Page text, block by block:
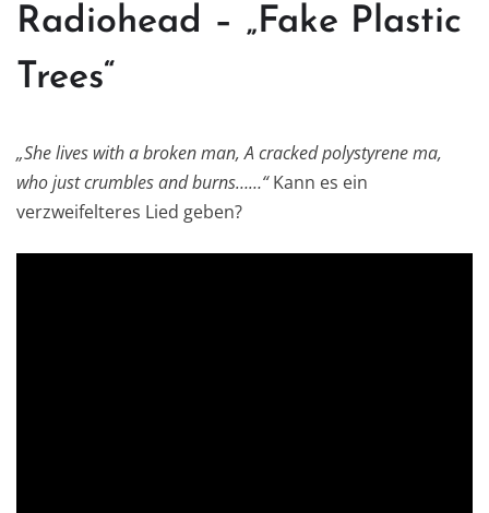
Radiohead – „Fake Plastic
Trees“
„She lives with a broken man, A cracked polystyrene ma,
who just crumbles and burns……“Kann es ein
verzweifelteres Lied geben?